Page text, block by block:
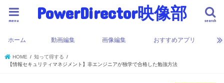
PowerDirector映像部 search
menu
ホーム 動画編集 画像編集 おすすめアプリ
HOME
知って得する
【情報セキュリティマネジメント】非エンジニアが独学で合格した勉強方法